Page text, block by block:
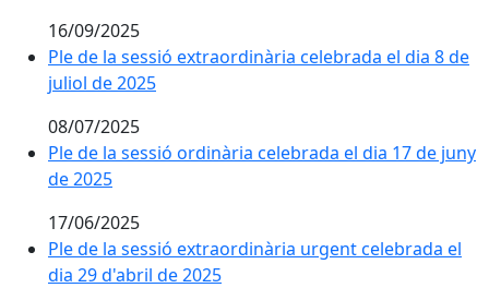
16/09/2025
Ple de la sessió extraordinària celebrada el dia 8 de
juliol de 2025
08/07/2025
Ple de la sessió ordinària celebrada el dia 17 de juny
de 2025
17/06/2025
Ple de la sessió extraordinària urgent celebrada el
dia 29 d'abril de 2025